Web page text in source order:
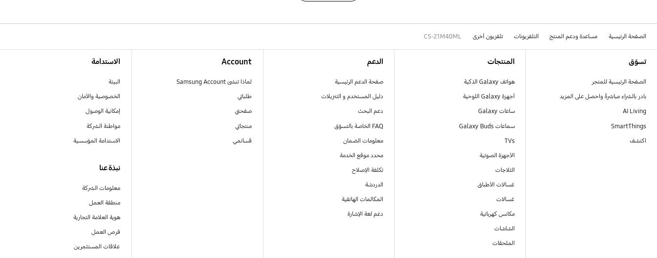
الصفحة الرئيسية مساعدة ودعم المنتج التلفزيونات تلفزيون أخرى CS-21M40ML
تسوّق
الصفحة الرئيسية للمتجر
بادر بالشراء مباشرةً واحصل على المزيد
AI Living
SmartThings
اكتشف
المنتجات
هواتف Galaxy الذكية
أجهزة Galaxy اللوحية
ساعات Galaxy
سماعات Galaxy Buds
TVs
الأجهزة الصوتية
الثلاجات
غسالات الأطباق
غسالات
مكانس كهربائية
الشاشات
الملحقات
الدعم
صفحة الدعم الرئيسية
دليل المستخدم و التنزيلات
دعم البحث
FAQ الخاصة بالتسوّق
معلومات الضمان
محدد موقع الخدمة
تكلفة الإصلاح
الدردشة
المكالمات الهاتفية
دعم لغة الإشارة
Account
لماذا تنشئ Samsung Account
طلباتي
صفحتي
منتجاتي
قسائمي
الاستدامة
البيئة
الخصوصية والأمان
إمكانية الوصول
مواطنة الشركة
الاستدامة المؤسسية
نبذة عنا
معلومات الشركة
منطقة العمل
هوية العلامة التجارية
فرص العمل
علاقات المستثمرين